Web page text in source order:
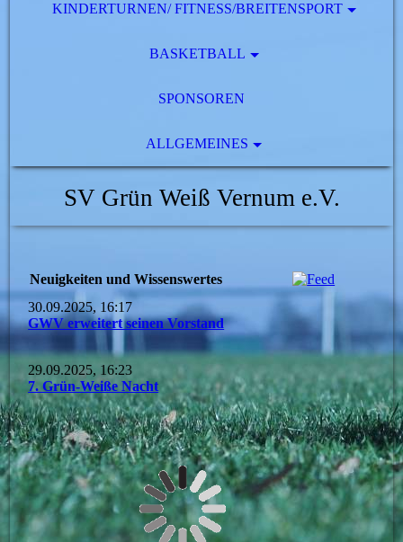
KINDERTURNEN/ FITNESS/BREITENSPORT
BASKETBALL
SPONSOREN
ALLGEMEINES
SV Grün Weiß Vernum e.V.
Neuigkeiten und Wissenswertes
30.09.2025, 16:17
GWV erweitert seinen Vorstand
29.09.2025, 16:23
7. Grün-Weiße Nacht